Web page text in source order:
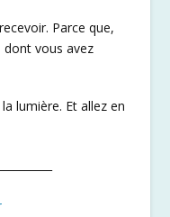
Parce que,
vous avez
lumière. Et allez en